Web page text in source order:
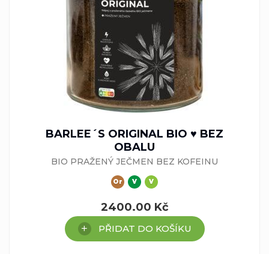
BARLEE´S ORIGINAL BIO ♥ BEZ
OBALU
BIO PRAŽENÝ JEČMEN BEZ KOFEINU
Or V V
2400.00 Kč
PŘIDAT DO KOŠÍKU